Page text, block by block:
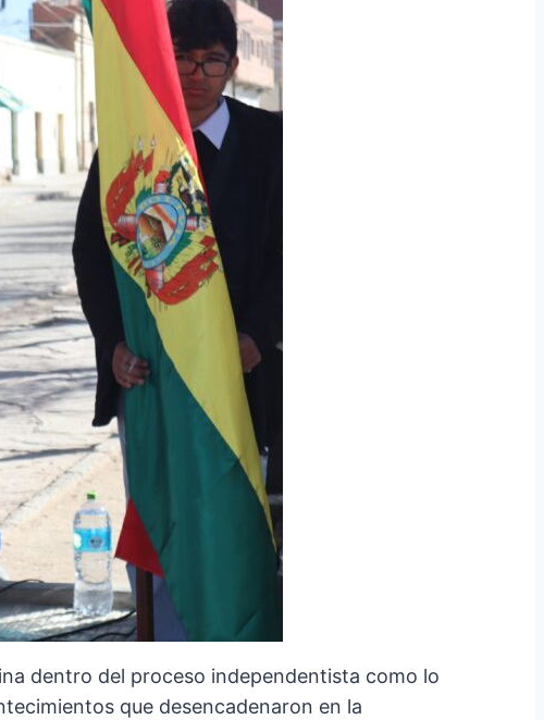
dentro del proceso independentista como lo
que desencadenaron en la